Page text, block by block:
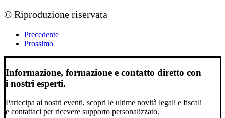
© Riproduzione riservata
Precedente
Prossimo
Informazione, formazione e contatto diretto con
i nostri esperti.
Partecipa ai nostri eventi, scopri le ultime novità legali e fiscali
e contattaci per ricevere supporto personalizzato.